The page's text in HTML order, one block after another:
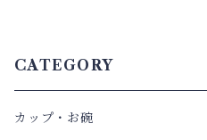
CATEGORY
カップ・お碗